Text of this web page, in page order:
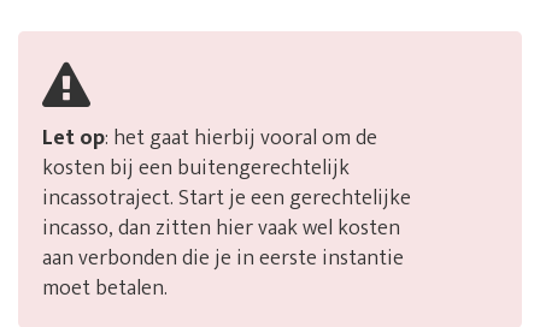
Let op: het gaat hierbij vooral om de
kosten bij een buitengerechtelijk
incassotraject. Start je een gerechtelijke
incasso, dan zitten hier vaak wel kosten
aan verbonden die je in eerste instantie
moet betalen.